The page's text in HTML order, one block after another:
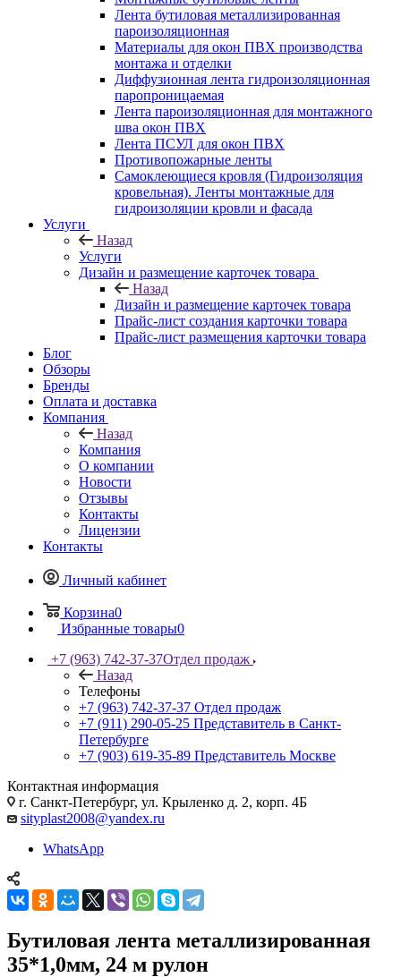
Лента бутиловая металлизированная
пароизоляционная
Материалы для окон ПВХ производства
монтажа и отделки
Диффузионная лента гидроизоляционная
паропроницаемая
Лента пароизоляционная для монтажного
шва окон ПВХ
Лента ПСУЛ для окон ПВХ
Противопожарные ленты
Самоклеющиеся кровля (Гидроизоляция
кровельная). Ленты монтажные для
гидроизоляции кровли и фасада
Услуги
Назад
Услуги
Дизайн и размещение карточек товара
Назад
Дизайн и размещение карточек товара
Прайс-лист создания карточки товара
Прайс-лист размещения карточки товара
Блог
Обзоры
Бренды
Оплата и доставка
Компания
Назад
Компания
О компании
Новости
Отзывы
Контакты
Лицензии
Контакты
Личный кабинет
Корзина0
Избранные товары0
+7 (963) 742-37-37Отдел продаж
Назад
Телефоны
+7 (963) 742-37-37 Отдел продаж
+7 (911) 290-05-25 Представитель в Санкт-
Петербурге
+7 (903) 619-35-89 Представитель Москве
Контактная информация
г. Санкт-Петербург, ул. Крыленко д. 2, корп. 4Б
sityplast2008@yandex.ru
WhatsApp
Бутиловая лента металлизированная
35*1,0мм, 24 м рулон